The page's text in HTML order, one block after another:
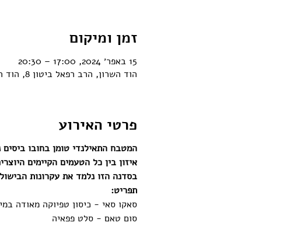
זמן ומיקום
15 באפר׳ 2024, 17:00 – 20:30
הוד השרון, הרב רפאל ביטון 8, הוד השרון, ישראל
פרטי האירוע
המטבח התאילנדי טומן בחובו
איזון בין כל הטעמים הקיימים
בסדנה הזו נלמד את עקרונות
תפריט:
סאקו סאי - כיסון טפיוקה מאודה
סום טאם - סלט פפאיה